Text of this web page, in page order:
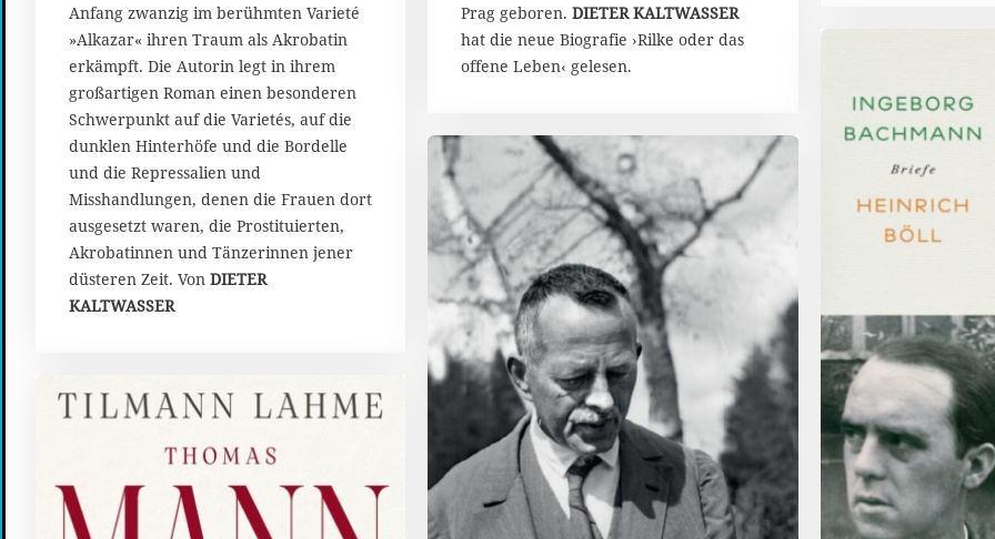
Anfang zwanzig im berühmten Varieté
»Alkazar« ihren Traum als Akrobatin
erkämpft. Die Autorin legt in ihrem
großartigen Roman einen besonderen
Schwerpunkt auf die Varietés, auf die
dunklen Hinterhöfe und die Bordelle
und die Repressalien und
Misshandlungen, denen die Frauen dort
ausgesetzt waren, die Prostituierten,
Akrobatinnen und Tänzerinnen jener
düsteren Zeit. Von DIETER
KALTWASSER
Prag geboren.DIETER KALTWASSER
hat die neue Biografie ›Rilke oder das
offene Leben‹ gelesen.